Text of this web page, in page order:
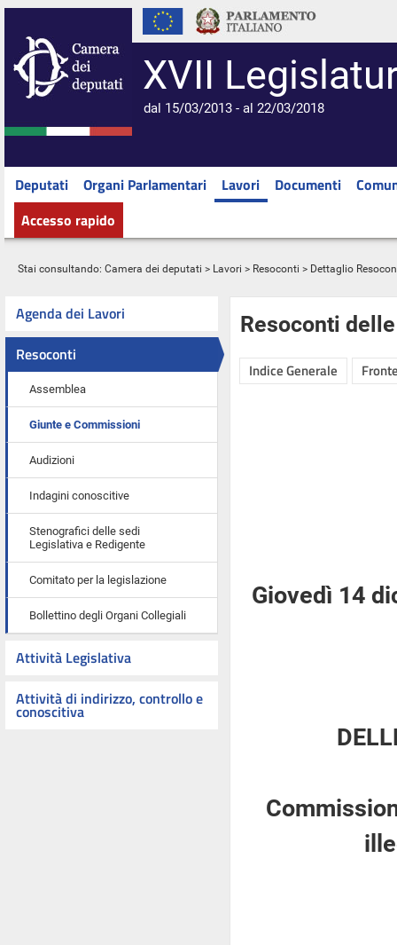
XVII
dal 15/03/2013 - al 22/03/2018
Deputati Organi Parlamentari Lavori Documenti
Accesso rapido
Stai consultando: Camera dei deputati > Lavori > Resoconti > Dettaglio
Agenda dei Lavori
Resoconti
Assemblea
Giunte e Commissioni
Audizioni
Indagini conoscitive
Stenografici delle sedi
Legislativa e Redigente
Comitato per la legislazione
Bollettino degli Organi Collegiali
Attività Legislativa
Attività di indirizzo, controllo e
conoscitiva
Resoconti
Indice Generale
Giovedì 14